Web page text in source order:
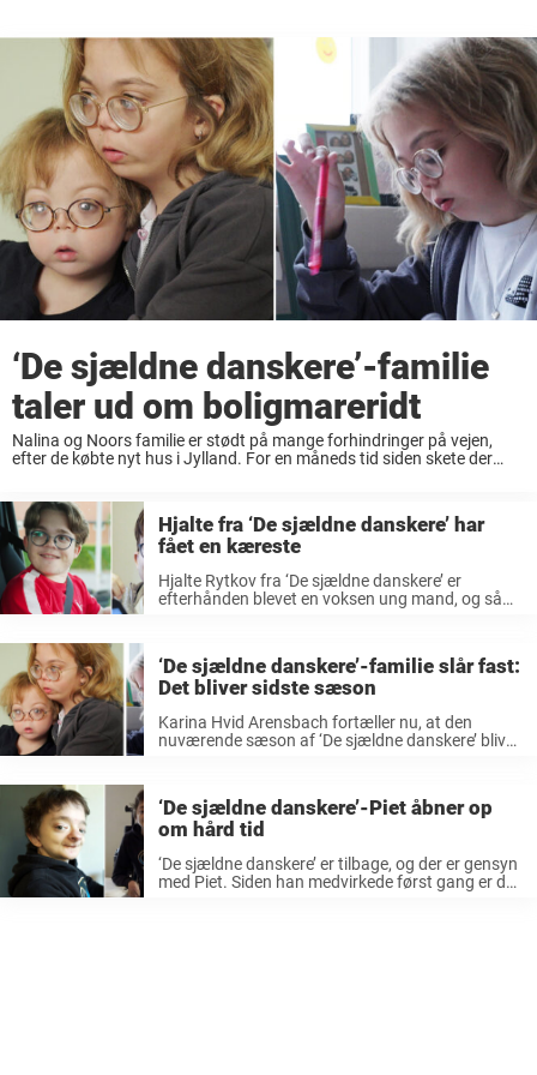
‘De sjældne danskere’-familie
taler ud om boligmareridt
Nalina og Noors familie er stødt på mange forhindringer på vejen,
efter de købte nyt hus i Jylland. For en måneds tid siden skete der
Hjalte fra ‘De sjældne danskere’ har
fået en kæreste
Hjalte Rytkov fra ‘De sjældne danskere’ er
efterhånden blevet en voksen ung mand, og så
‘De sjældne danskere’-familie slår fast:
Det bliver sidste sæson
Karina Hvid Arensbach fortæller nu, at den
nuværende sæson af ‘De sjældne danskere’ bliver
‘De sjældne danskere’-Piet åbner op
om hård tid
‘De sjældne danskere’ er tilbage, og der er gensyn
med Piet. Siden han medvirkede først gang er der